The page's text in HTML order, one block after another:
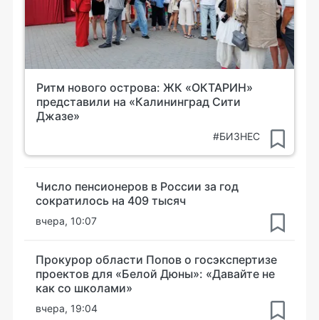
Ритм нового острова: ЖК «ОКТАРИН»
представили на «Калининград Сити
Джазе»
#БИЗНЕС
Число пенсионеров в России за год
сократилось на 409 тысяч
вчера, 10:07
Прокурор области Попов о госэкспертизе
проектов для «Белой Дюны»: «Давайте не
как со школами»
вчера, 19:04